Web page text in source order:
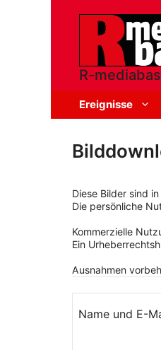
R-
Ereignisse
Diese Bilder sind
Die persönliche
Kommerzielle
Ein
Ausnahmen
Name und E-